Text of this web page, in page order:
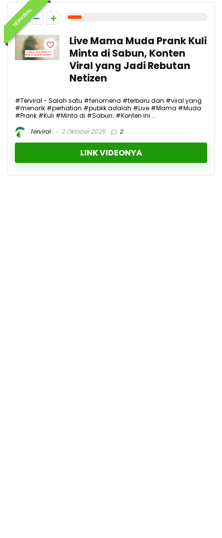
TERVIRAL
1
Live Mama Muda Prank Kuli
Minta di Sabun, Konten
Viral yang Jadi Rebutan
Netizen
#Terviral - Salah satu #fenomena #terbaru dan #viral yang
#menarik #perhatian #publik adalah #Live #Mama #Muda
#Prank #Kuli #Minta di #Sabun. #Konten ini ...
Terviral
2 Oktober 2025 2
LINK VIDEONYA